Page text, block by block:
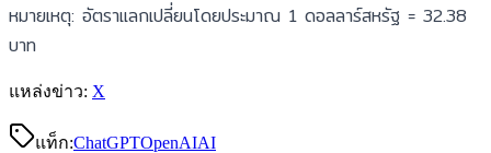
หมายเหตุ: อัตราแลกเปลี่ยนโดยประมาณ 1 ดอลลาร์สหรัฐ = 32.38
บาท
แหล่งข่าว: X
แท็ก:ChatGPTOpenAIAI